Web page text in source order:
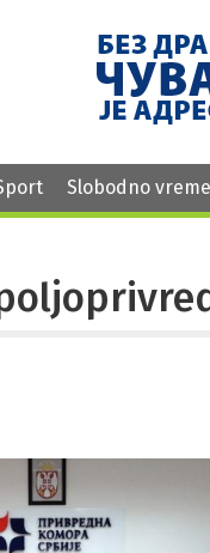
Slobodno vreme